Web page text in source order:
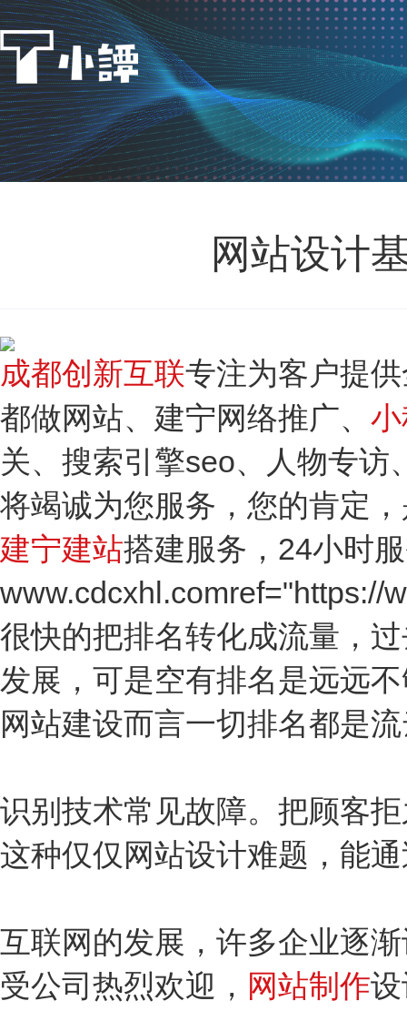
网站设计
成都创新互联专注为客户提
都做网站、建宁网络推广、
关、搜索引擎seo、人物专访
将竭诚为您服务，您的肯定
建宁建站搭建服务，24小时
www.cdcxhl.comref="https://
很快的把排名转化成流量，
发展，可是空有排名是远远
网站建设而言一切排名都是
识别技术常见故障。把顾客
这种仅仅网站设计难题，能
互联网的发展，许多企业逐
受公司热烈欢迎， 网站制作